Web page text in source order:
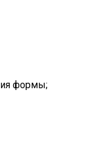
формы;